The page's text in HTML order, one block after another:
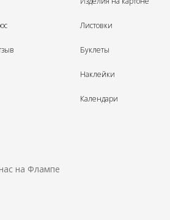
Листовки
Буклеты
Наклейки
Календари
на Флампе